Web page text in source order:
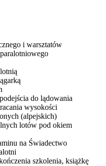
i warsztatów
do lądowania
wysokości
(alpejskich)
lotów pod okiem
na Świadectwo
szkolenia, książkę